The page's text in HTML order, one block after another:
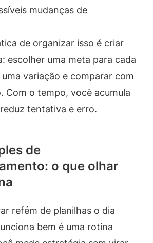
mudanças de
de organizar isso é criar
escolher uma meta para cada
variação e comparar com
Com o tempo, você acumula
tentativa e erro.
de
o que olhar
refém de planilhas o dia
bem é uma rotina